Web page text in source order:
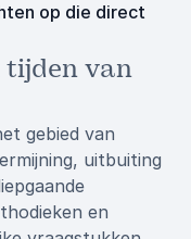
op die direct
tijden van
gebied van
uitbuiting
en